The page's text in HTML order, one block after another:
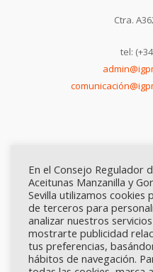
Ctra.
tel:
En el Consejo Regulador
Aceitunas Manzanilla y
Sevilla utilizamos cookies
de terceros para
analizar nuestros
mostrarte publicidad
tus preferencias,
hábitos de navegación.